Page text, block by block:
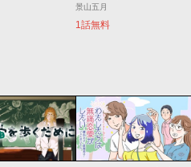
景山五月
1話無料